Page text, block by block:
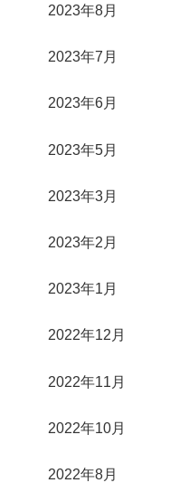
2023年8月
2023年7月
2023年6月
2023年5月
2023年3月
2023年2月
2023年1月
2022年12月
2022年11月
2022年10月
2022年8月